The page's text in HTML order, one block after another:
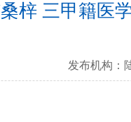
梓 三甲籍医
发布机构：